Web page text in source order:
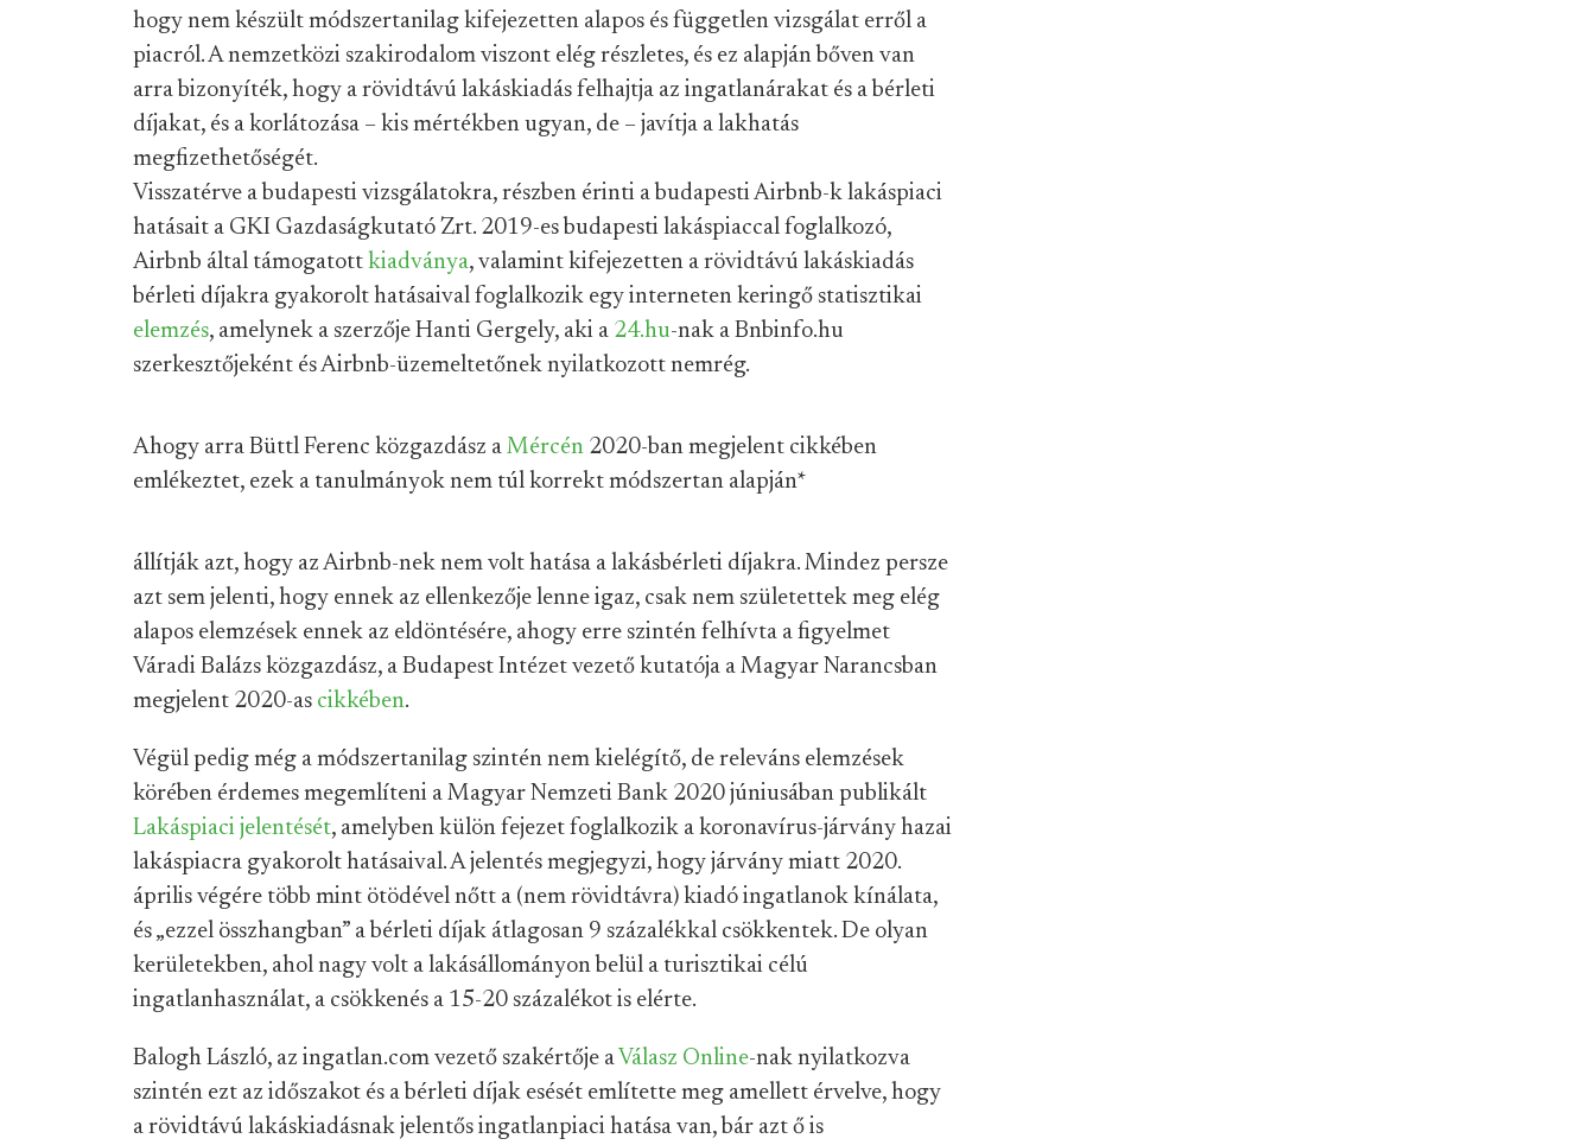
hogy nem készült módszertanilag kifejezetten alapos és független vizsgálat erről a
piacról. A nemzetközi szakirodalom viszont elég részletes, és ez alapján bőven van
arra bizonyíték, hogy a rövidtávú lakáskiadás felhajtja az ingatlanárakat és a bérleti
díjakat, és a korlátozása – kis mértékben ugyan, de – javítja a lakhatás
megfizethetőségét.
Visszatérve a budapesti vizsgálatokra, részben érinti a budapesti Airbnb-k lakáspiaci
hatásait a GKI Gazdaságkutató Zrt. 2019-es budapesti lakáspiaccal foglalkozó,
Airbnb által támogatott kiadványa, valamint kifejezetten a rövidtávú lakáskiadás
bérleti díjakra gyakorolt hatásaival foglalkozik egy interneten keringő statisztikai
elemzés, amelynek a szerzője Hanti Gergely, aki a 24.hu-nak a Bnbinfo.hu
szerkesztőjeként és Airbnb-üzemeltetőnek nyilatkozott nemrég.
Ahogy arra Büttl Ferenc közgazdász a Mércén 2020-ban megjelent cikkében
emlékeztet, ezek a tanulmányok nem túl korrekt módszertan alapján*
állítják azt, hogy az Airbnb-nek nem volt hatása a lakásbérleti díjakra. Mindez persze
azt sem jelenti, hogy ennek az ellenkezője lenne igaz, csak nem születettek meg elég
alapos elemzések ennek az eldöntésére, ahogy erre szintén felhívta a figyelmet
Váradi Balázs közgazdász, a Budapest Intézet vezető kutatója a Magyar Narancsban
megjelent 2020-as cikkében.
Végül pedig még a módszertanilag szintén nem kielégítő, de releváns elemzések
körében érdemes megemlíteni a Magyar Nemzeti Bank 2020 júniusában publikált
Lakáspiaci jelentését, amelyben külön fejezet foglalkozik a koronavírus-járvány hazai
lakáspiacra gyakorolt hatásaival. A jelentés megjegyzi, hogy járvány miatt 2020.
április végére több mint ötödével nőtt a (nem rövidtávra) kiadó ingatlanok kínálata,
és „ezzel összhangban” a bérleti díjak átlagosan 9 százalékkal csökkentek. De olyan
kerületekben, ahol nagy volt a lakásállományon belül a turisztikai célú
ingatlanhasználat, a csökkenés a 15-20 százalékot is elérte.
Balogh László, az ingatlan.com vezető szakértője a Válasz Online-nak nyilatkozva
szintén ezt az időszakot és a bérleti díjak esését említette meg amellett érvelve, hogy
a rövidtávú lakáskiadásnak jelentős ingatlanpiaci hatása van, bár azt ő is